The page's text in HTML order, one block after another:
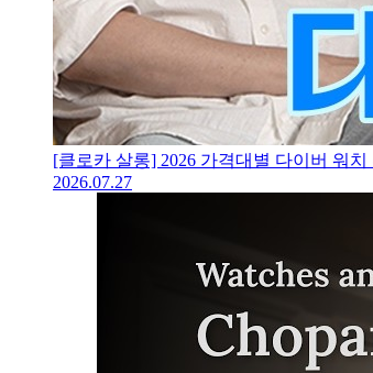
[클로카 살롱] 2026 가격대별 다이버 워
2026.07.27